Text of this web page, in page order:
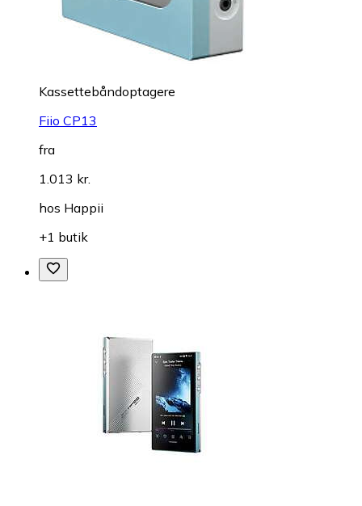
Kassettebåndoptagere
Fiio CP13
fra
1.013 kr.
hos Happii
+1 butik